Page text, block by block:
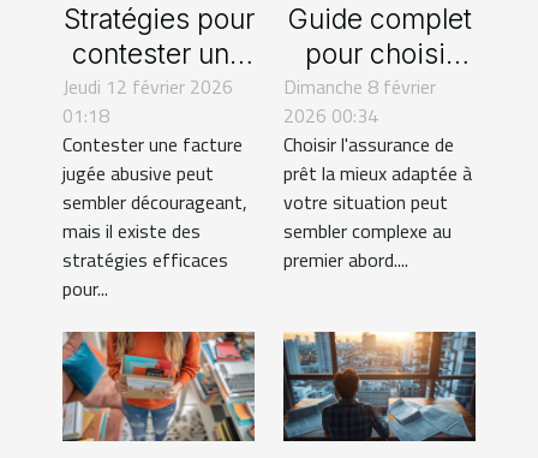
Stratégies pour
contester une
facture
abusive : guide
pratique
Jeudi 12 février 2026
01:18
Contester une facture
jugée abusive peut
sembler décourageant,
mais il existe des
stratégies efficaces
pour...
Guide complet
pour choisir
l'assurance de
prêt idéale
sans
contraintes
Dimanche 8 février
2026 00:34
Choisir l'assurance de
prêt la mieux adaptée à
votre situation peut
sembler complexe au
premier abord....